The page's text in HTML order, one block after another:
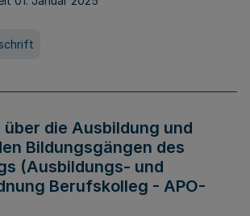
die Ausbildung und
Bildungsgängen des
(Ausbildungs- und
Berufskolleg - APO-